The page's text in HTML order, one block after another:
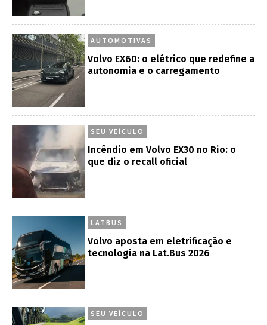
AUTOMOTIVAS
Volvo EX60: o elétrico que redefine a
autonomia e o carregamento
SEU VEÍCULO
Incêndio em Volvo EX30 no Rio: o
que diz o recall oficial
LATBUS
Volvo aposta em eletrificação e
tecnologia na Lat.Bus 2026
SEU VEÍCULO